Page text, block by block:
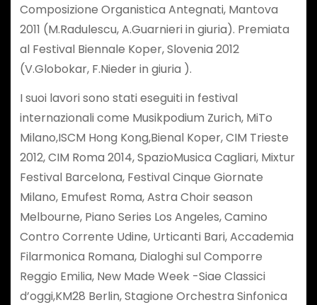
Composizione Organistica Antegnati, Mantova
2011 (M.Radulescu, A.Guarnieri in giuria). Premiata
al Festival Biennale Koper, Slovenia 2012
(V.Globokar, F.Nieder in giuria ).
I suoi lavori sono stati eseguiti in festival
internazionali come Musikpodium Zurich, MiTo
Milano,ISCM Hong Kong,Bienal Koper, CIM Trieste
2012, CIM Roma 2014, SpazioMusica Cagliari, Mixtur
Festival Barcelona, Festival Cinque Giornate
Milano, Emufest Roma, Astra Choir season
Melbourne, Piano Series Los Angeles, Camino
Contro Corrente Udine, Urticanti Bari, Accademia
Filarmonica Romana, Dialoghi sul Comporre
Reggio Emilia, New Made Week -Siae Classici
d’oggi,KM28 Berlin, Stagione Orchestra Sinfonica